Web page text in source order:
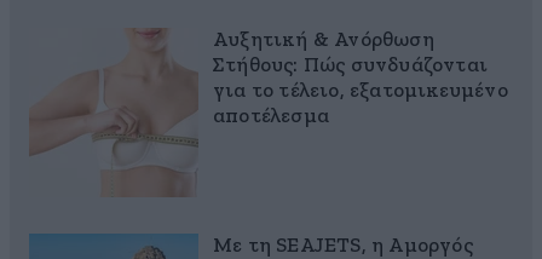
Αυξητική & Ανόρθωση
Στήθους: Πώς συνδυάζονται
για το τέλειο, εξατομικευμένο
αποτέλεσμα
Με τη SEAJETS, η Αμοργός